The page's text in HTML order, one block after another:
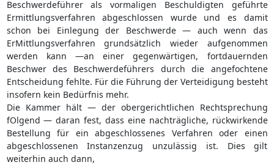
Beschwerdeführer als vormaligen Beschuldigten geführte
Ermittlungsverfahren abgeschlossen wurde und es damit
schon bei Einlegung der Beschwerde — auch wenn das
ErMittlungsverfahren grundsätzlich wieder aufgenommen
werden kann —an einer gegenwärtigen, fortdauernden
Beschwer des Beschwerdeführers durch die angefochtene
Entscheidung fehlte. Für die Führung der Verteidigung besteht
insofern kein Bedürfnis mehr.
Die Kammer hält — der obergerichtlichen Rechtsprechung
fOlgend — daran fest, dass eine nachträgliche, rückwirkende
Bestellung für ein abgeschlossenes Verfahren oder einen
abgeschlossenen Instanzenzug unzulässig ist. Dies gilt
weiterhin auch dann,